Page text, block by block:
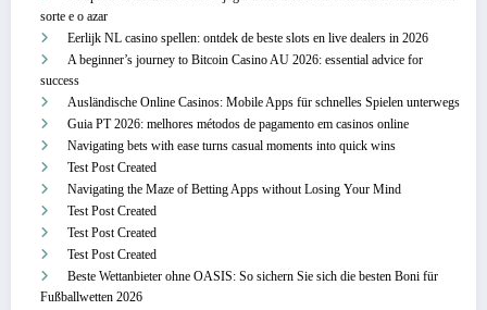
sorte e o azar
Eerlijk NL casino spellen: ontdek de beste slots en live dealers in 2026
A beginner’s journey to Bitcoin Casino AU 2026: essential advice for
success
Ausländische Online Casinos: Mobile Apps für schnelles Spielen unterwegs
Guia PT 2026: melhores métodos de pagamento em casinos online
Navigating bets with ease turns casual moments into quick wins
Test Post Created
Navigating the Maze of Betting Apps without Losing Your Mind
Test Post Created
Test Post Created
Test Post Created
Beste Wettanbieter ohne OASIS: So sichern Sie sich die besten Boni für
Fußballwetten 2026